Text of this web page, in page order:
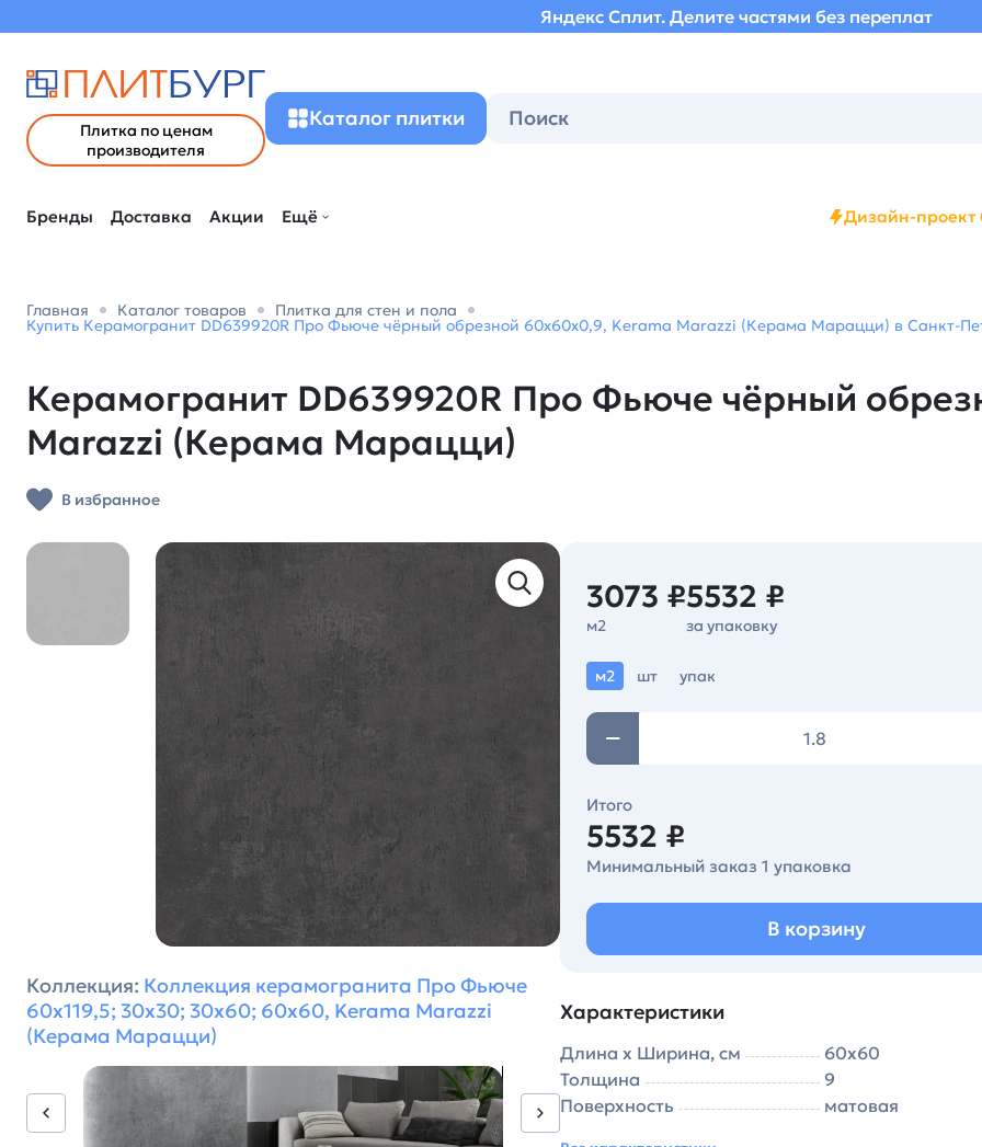
Яндекс Сплит. Делите частями без переплат
Плитка по ценам
производителя
Каталог плитки
Бренды Доставка Акции Ещё Дизайн-проект
Главная Каталог товаров Плитка для стен и пола
Купить Керамогранит DD639920R Про Фьюче чёрный обрезной 60x60x0,9, Kerama Marazzi (Керама Марацци) в Санкт-
Керамогранит DD639920R Про Фьюче чёрный
Marazzi (Керама Марацци)
В избранное
Коллекция: Коллекция керамогранита Про Фьюче
60х119,5; 30х30; 30х60; 60х60, Kerama Marazzi
(Керама Марацци)
3073 ₽
м2
5532 ₽
за упаковку
м2 шт упак
Итого
5532 ₽
Минимальный заказ 1 упаковка
В корзину
Характеристики
Длина х Ширина, см
60х60
Толщина
9
Поверхность
матовая